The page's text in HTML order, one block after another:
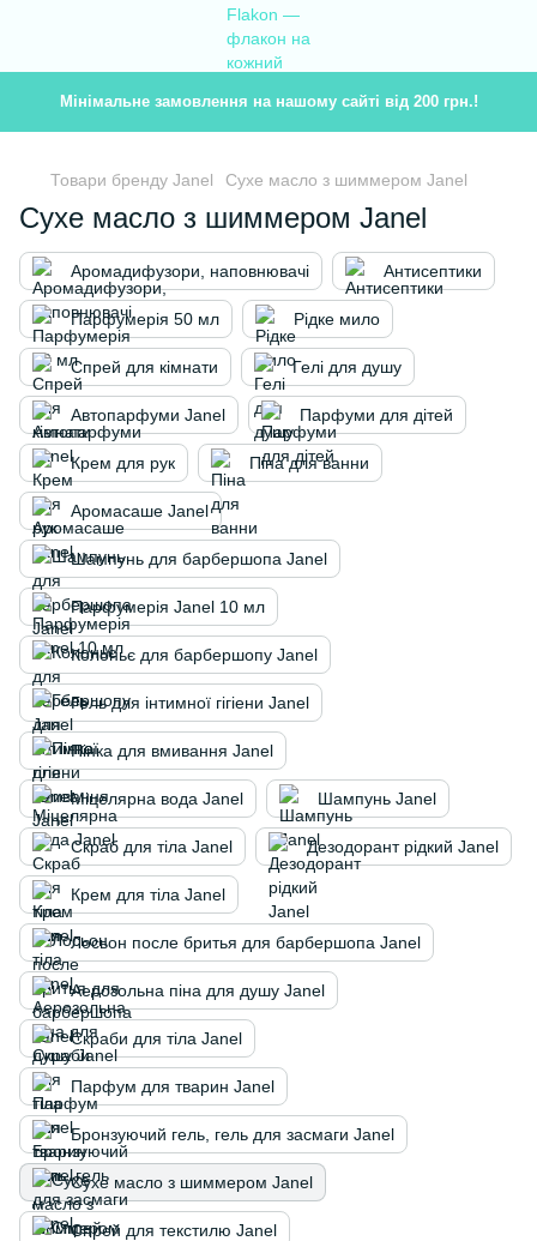
Мінімальне замовлення на нашому сайті від 200 грн.!
Товари бренду Janel Сухе масло з шиммером Janel
Сухе масло з шиммером Janel
Аромадифузори, наповнювачі Антисептики
Парфумерія 50 мл Рідке мило
Спрей для кімнати Гелі для душу
Автопарфуми Janel Парфуми для дітей
Крем для рук Піна для ванни
Аромасаше Janel
Шампунь для барбершопа Janel
Парфумерія Janel 10 мл
Колоньє для барбершопу Janel
Гель для інтимної гігіени Janel
Пінка для вмивання Janel
Міцелярна вода Janel Шампунь Janel
Скраб для тіла Janel Дезодорант рідкий Janel
Крем для тіла Janel
Лосьон после бритья для барбершопа Janel
Аерозольна піна для душу Janel
Скраби для тіла Janel
Парфум для тварин Janel
Бронзуючий гель, гель для засмаги Janel
Сухе масло з шиммером Janel
Спрей для текстилю Janel